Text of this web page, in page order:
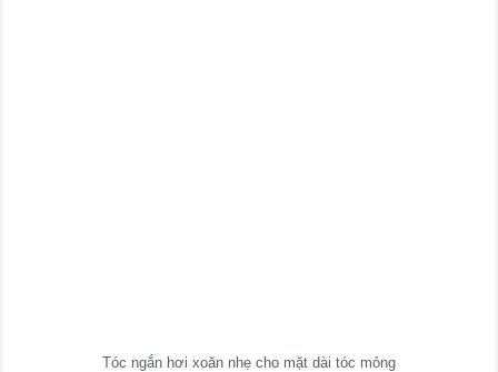
Tóc ngắn hơi xoăn nhẹ cho mặt dài tóc mỏng